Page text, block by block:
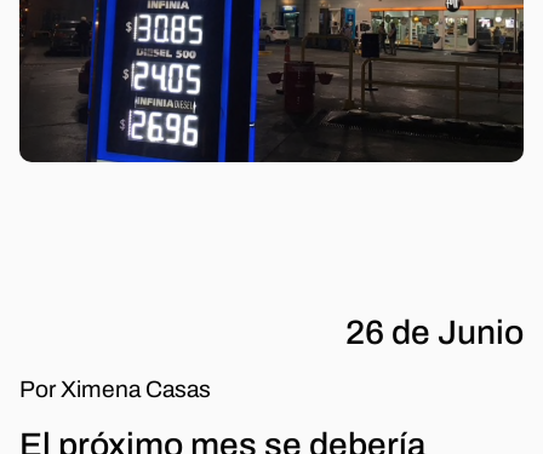
26 de Junio
Por Ximena Casas
El próximo mes se debería